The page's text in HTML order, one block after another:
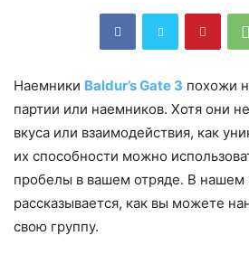
Наемники Baldur’s Gate 3 похожи
партии или наемников. Хотя они
вкуса или взаимодействия, как
их способности можно
пробелы в вашем отряде. В нашем
рассказывается, как вы можете
свою группу.